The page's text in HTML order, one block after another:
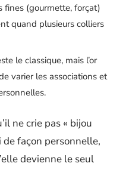
fines (gourmette, forçat)
quand plusieurs colliers
le classique, mais l’or
varier les associations et
ne crie pas « bijou
de façon personnelle,
devienne le seul